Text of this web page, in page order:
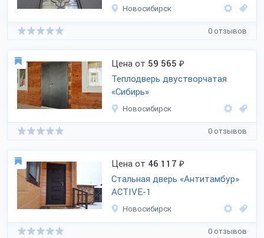
Новосибирск
0 отзывов
Цена от 59 565 ₽
Теплодверь двустворчатая
«Сибирь»
Новосибирск
0 отзывов
Цена от 46 117 ₽
Стальная дверь «Антитамбур»
ACTIVE-1
Новосибирск
0 отзывов